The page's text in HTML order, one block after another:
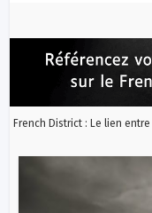
French District : Le lien